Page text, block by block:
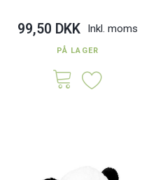
99,50 DKK Inkl. moms
PÅ LAGER